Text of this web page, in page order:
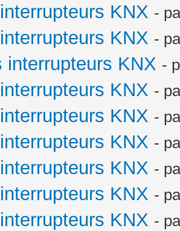
KNX -
KNX -
interrupteurs KNX -
KNX -
KNX -
KNX -
KNX -
KNX -
KNX -